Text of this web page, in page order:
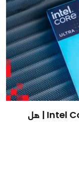
مراجعة معالج Intel Core Ultra 7 270K Plus | هل